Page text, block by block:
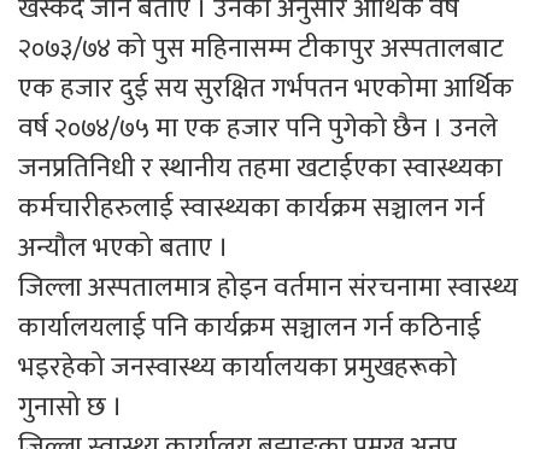
खस्कदै जाने बताए । उनका अनुसार आर्थिक वर्ष
२०७३/७४ को पुस महिनासम्म टीकापुर अस्पतालबाट
एक हजार दुई सय सुरक्षित गर्भपतन भएकोमा आर्थिक
वर्ष २०७४/७५ मा एक हजार पनि पुगेको छैन । उनले
जनप्रतिनिधी र स्थानीय तहमा खटाईएका स्वास्थ्यका
कर्मचारीहरुलाई स्वास्थ्यका कार्यक्रम सञ्चालन गर्न
अन्यौल भएको बताए ।
जिल्ला अस्पतालमात्र होइन वर्तमान संरचनामा स्वास्थ्य
कार्यालयलाई पनि कार्यक्रम सञ्चालन गर्न कठिनाई
भइरहेको जनस्वास्थ्य कार्यालयका प्रमुखहरूको
गुनासो छ ।